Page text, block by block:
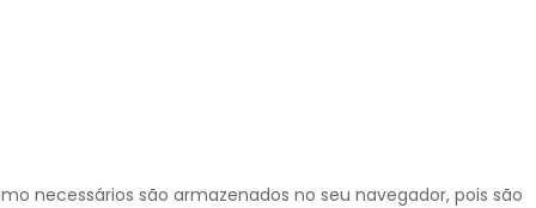
necessários são armazenados no seu navegador, pois são